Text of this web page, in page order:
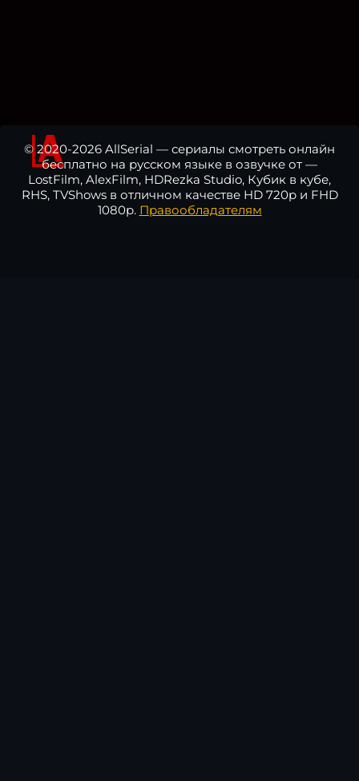
© 2020-2026 AllSerial — сериалы смотреть онлайн
бесплатно на русском языке в озвучке от —
LostFilm, AlexFilm, HDRezka Studio, Кубик в кубе,
RHS, TVShows в отличном качестве HD 720p и FHD
1080p. Правообладателям